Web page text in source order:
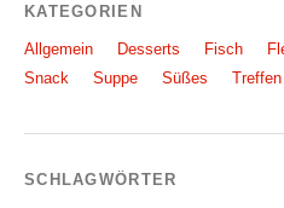
KATEGORIEN
Allgemein Desserts Fisch
Snack
Suppe Süßes Treffen
SCHLAGWÖRTER